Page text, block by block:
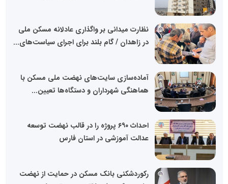
نظارت میدانی بر واگذاری عادلانه مسکن ملی
در زاهدان / گام بلند برای اجرای سیاست‌های...
آماده‌سازی سایت‌های نهضت ملی مسکن با
هماهنگی شهرداران و دستگاه‌ها تعیین...
احداث ۶۹۰ پروژه را در قالب نهضت توسعه
عدالت آموزشی در استان فارس
رکوردشکنی بانک مسکن در حمایت از نهضت